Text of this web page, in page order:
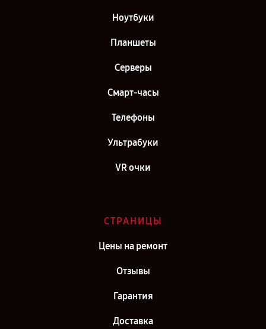
Ноутбуки
Планшеты
Серверы
Смарт-часы
Телефоны
Ультрабуки
VR очки
СТРАНИЦЫ
Цены на ремонт
Отзывы
Гарантия
Доставка